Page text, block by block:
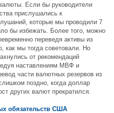
Если бы руководители
прислушались к
которые мы проводили 7
бы избежать. Более того, можно
переведя активы из
как мы тогда советовали. Но
от рекомендаций
наставлениям МВФ и
части валютных резервов из
поздно, когда доллар
других валют прекратился.
обязательств США